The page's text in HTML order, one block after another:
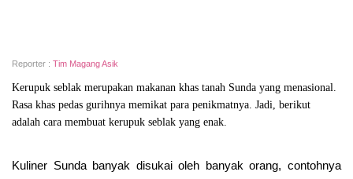
Reporter : Tim Magang Asik
Kerupuk seblak merupakan makanan khas tanah Sunda yang menasional.
Rasa khas pedas gurihnya memikat para penikmatnya. Jadi, berikut
adalah cara membuat kerupuk seblak yang enak.
Kuliner Sunda banyak disukai oleh banyak orang, contohnya